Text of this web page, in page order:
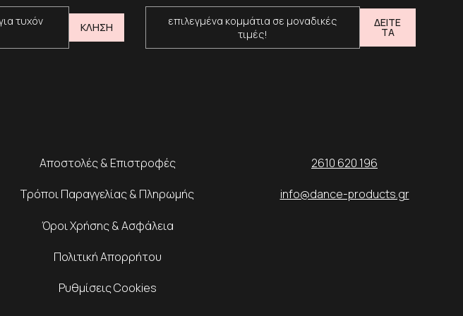
τυχόν
ΚΛΗΣΗ
επιλεγμένα κομμάτια σε μοναδικές
τιμές!
ΔΕΙΤΕ
ΤΑ
Αποστολές & Επιστροφές
Τρόποι Παραγγελίας & Πληρωμής
Όροι Χρήσης & Ασφάλεια
Πολιτική Απορρήτου
Ρυθμίσεις Cookies
2610 620 196
info@dance-products.gr